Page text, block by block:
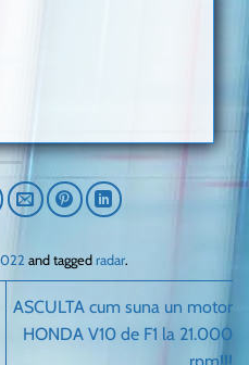
and tagged radar.
ASCULTA cum suna un motor
HONDA V10 de F1 la 21.000